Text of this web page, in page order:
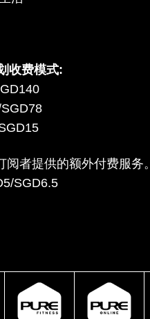
收费模式:
者提供的额外付费服务。
SGD6.5